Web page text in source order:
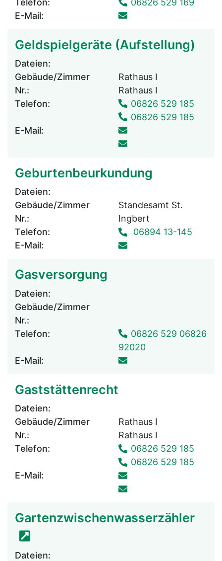
E-Mail:
Geldspielgeräte (Aufstellung)
Dateien:
Gebäude/Zimmer
Nr.:
Rathaus I
Rathaus I
Telefon:
06826 529 185
06826 529 185
E-Mail:
Geburtenbeurkundung
Dateien:
Gebäude/Zimmer
Nr.:
Standesamt St.
Ingbert
Telefon:
06894 13-145
E-Mail:
Gasversorgung
Dateien:
Gebäude/Zimmer
Nr.:
Telefon:
06826 529 06826
92020
E-Mail:
Gaststättenrecht
Dateien:
Gebäude/Zimmer
Nr.:
Rathaus I
Rathaus I
Telefon:
06826 529 185
06826 529 185
E-Mail:
Gartenzwischenwasserzähler
Dateien: